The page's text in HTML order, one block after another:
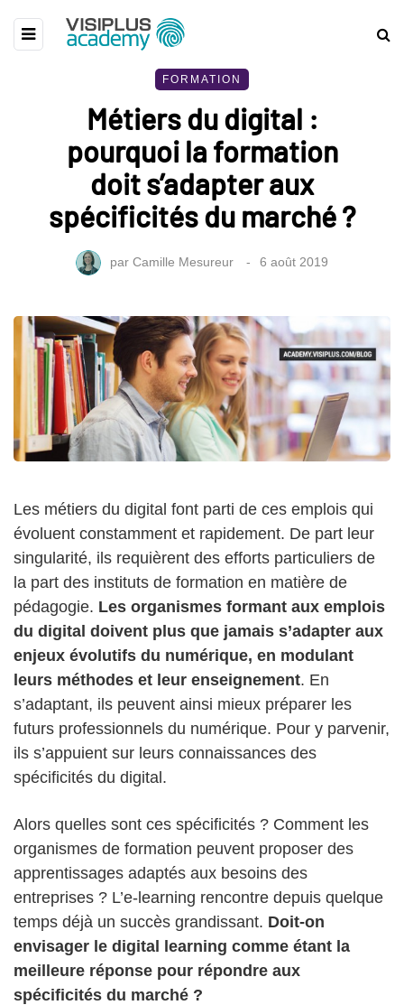
FORMATION
Métiers du digital :
pourquoi la formation
doit s’adapter aux
spécificités du marché ?
par Camille Mesureur 6 août 2019
Les métiers du digital font parti de ces emplois qui
évoluent constamment et rapidement. De part leur
singularité, ils requièrent des efforts particuliers de
la part des instituts de formation en matière de
pédagogie. Les organismes formant aux emplois
du digital doivent plus que jamais s’adapter aux
enjeux évolutifs du numérique, en modulant
leurs méthodes et leur enseignement. En
s’adaptant, ils peuvent ainsi mieux préparer les
futurs professionnels du numérique. Pour y parvenir,
ils s’appuient sur leurs connaissances des
spécificités du digital.
Alors quelles sont ces spécificités ? Comment les
organismes de formation peuvent proposer des
apprentissages adaptés aux besoins des
entreprises ? L’e-learning rencontre depuis quelque
temps déjà un succès grandissant. Doit-on
envisager le digital learning comme étant la
meilleure réponse pour répondre aux
spécificités du marché ?